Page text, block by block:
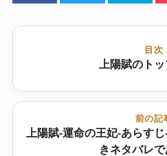
目次
上陽賦のト
前の記
上陽賦-運命の王妃-あらす
きネタバレで